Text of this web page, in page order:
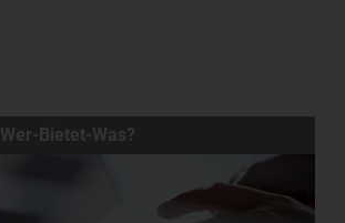
Wer-Bietet-Was?